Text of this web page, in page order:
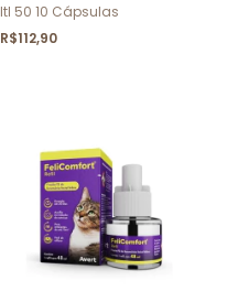
Itl 50 10 Cápsulas
R$112,90